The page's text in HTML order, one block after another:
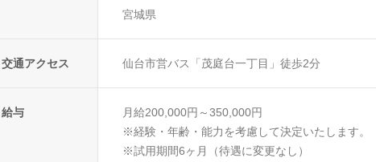
宮城県
交通アクセス 仙台市営バス「茂庭台一丁目」徒歩2分
給与
月給200,000円～350,000円
※経験・年齢・能力を考慮して決定いたします。
※試用期間6ヶ月（待遇に変更なし）